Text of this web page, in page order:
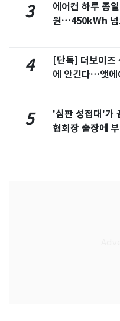
3
에어컨 하루 종
원…450kWh 넘
4
[단독] 더보이즈
에 안긴다…앳에
5
'심판 성접대'가
협회장 출장에